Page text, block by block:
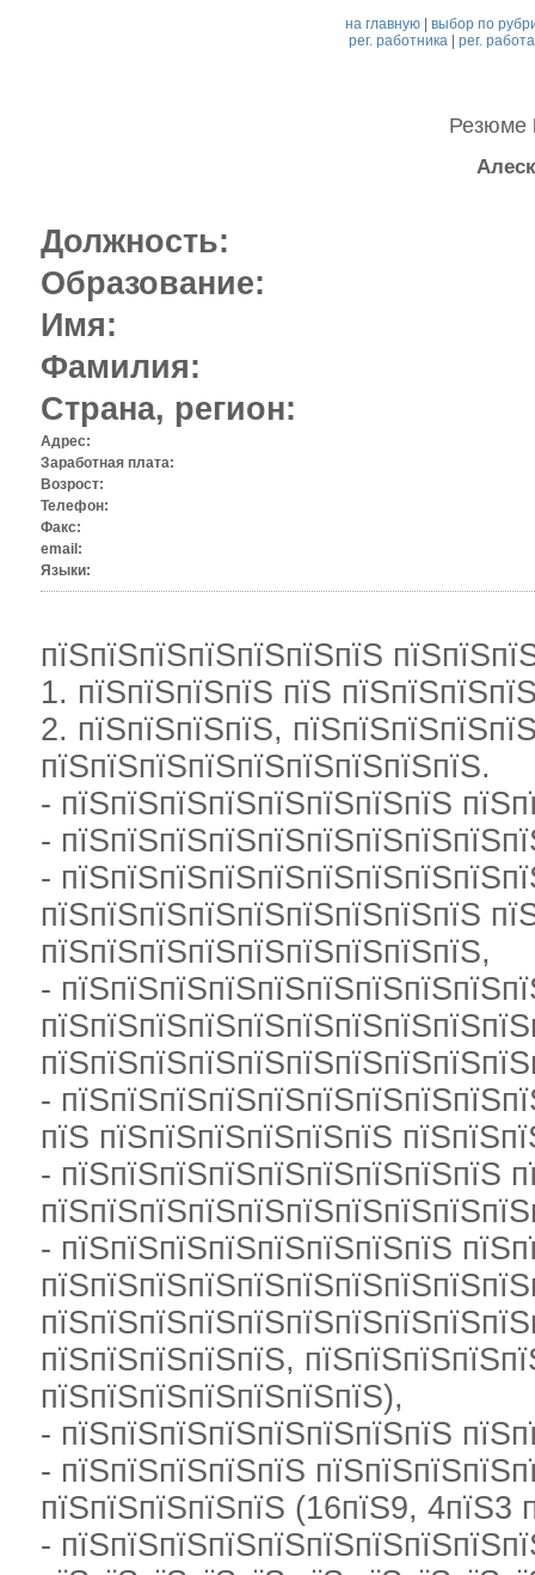
на главную |выбор по
рег. работника| рег.
Резюме
Должность:
Образование:
Имя:
Фамилия:
Страна, регион:
Адрес:
Заработная плата:
Возрост:
Телефон:
Факс:
email:
Языки:
пїЅпїЅпїЅпїЅпїЅпїЅпїЅ
1. пїЅпїЅпїЅпїЅ пїЅ
2. пїЅпїЅпїЅпїЅ,
пїЅпїЅпїЅпїЅпїЅпїЅпїЅпїЅпїЅ.
- пїЅпїЅпїЅпїЅпїЅпїЅпїЅпїЅ
-
-
пїЅпїЅпїЅпїЅпїЅпїЅпїЅпїЅпїЅ
пїЅпїЅпїЅпїЅпїЅпїЅпїЅпїЅпїЅ,
-
-
пїЅ пїЅпїЅпїЅпїЅпїЅпїЅ
- пїЅпїЅпїЅпїЅпїЅпїЅпїЅпїЅпїЅ
- пїЅпїЅпїЅпїЅпїЅпїЅпїЅпїЅ
пїЅпїЅпїЅпїЅпїЅ,
пїЅпїЅпїЅпїЅпїЅпїЅпїЅ),
- пїЅпїЅпїЅпїЅпїЅпїЅпїЅпїЅ
- пїЅпїЅпїЅпїЅпїЅ
пїЅпїЅпїЅпїЅпїЅ (16пїЅ9, 4пїЅ3
-